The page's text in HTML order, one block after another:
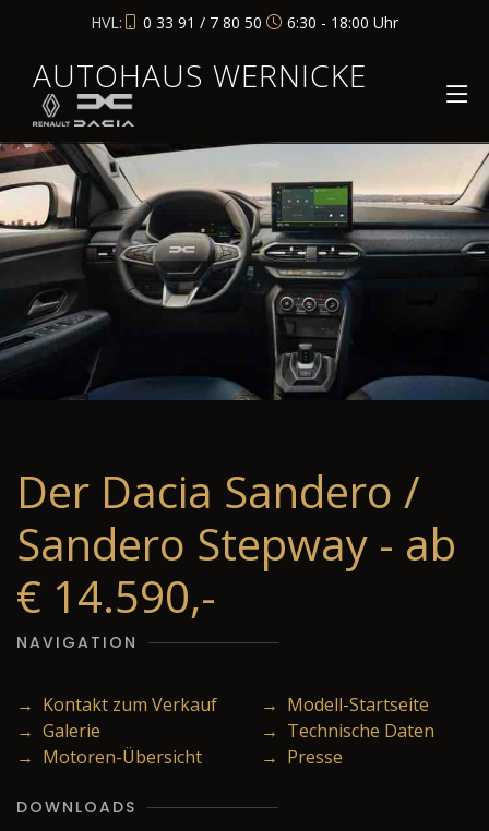
HVL: 0 33 91 / 7 80 50 6:30 - 18:00 Uhr
AUTOHAUS WERNICKE
Der Dacia Sandero /
Sandero Stepway - ab
€ 14.590,-
NAVIGATION
→ Kontakt zum Verkauf
→ Modell-Startseite
→ Galerie
→ Technische Daten
→ Motoren-Übersicht
→ Presse
DOWNLOADS